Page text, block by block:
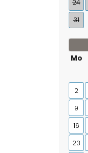
24
31
Mo
2
9
16
23